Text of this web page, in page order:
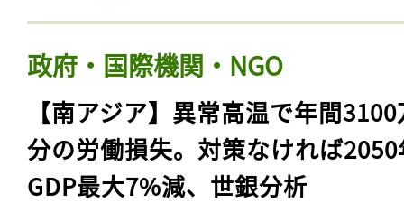
政府・国際機関・NGO
【南アジア】異常高温で年間
分の労働損失。対策なければ
GDP最大7%減、世銀分析